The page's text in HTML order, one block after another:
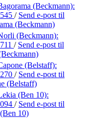
(Beckmann):
/ Send e-post til
(Beckmann)
(Beckmann):
/ Send e-post til
(Belstaff):
/ Send e-post til
(Belstaff)
(Ben 10):
/ Send e-post til
10)